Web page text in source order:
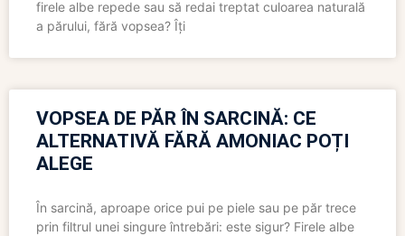
firele albe repede sau să redai treptat culoarea naturală
a părului, fără vopsea? Îți
VOPSEA DE PĂR ÎN SARCINĂ: CE
ALTERNATIVĂ FĂRĂ AMONIAC POȚI
ALEGE
În sarcină, aproape orice pui pe piele sau pe păr trece
prin filtrul unei singure întrebări: este sigur? Firele albe